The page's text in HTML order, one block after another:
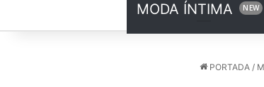
MODA ÍNTIMA NEW
PORTADA /